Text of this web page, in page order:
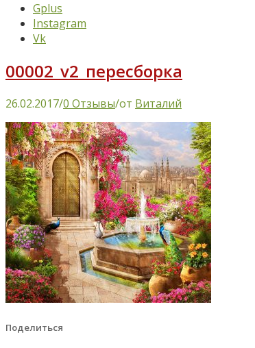
Gplus
Instagram
Vk
00002_v2_пересборка
26.02.2017/0 Отзывы/от Виталий
Поделиться